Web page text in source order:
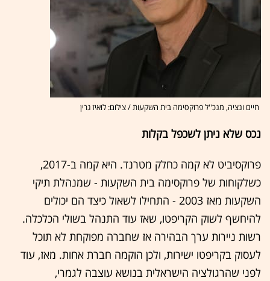
חיים ונציה, מנכ''ל פרוקסימה בית השקעות / צילום: לואיז גרין
נכס שלא ניתן לשכפל בקלות
פרוקסיביט לא קמה כחלק מטרנד. היא קמה ב-2017,
כשלקוחות של פרוקסימה בית השקעות - שמנהלת תיקי
השקעות מאז 2003 - התחילו לשאול כיצד הם יכולים
להיחשף לשוק הקריפטו, שאז עוד התנהל בשולי הכלכלה.
רשות ניירות ערך הבהירה אז שחברה מפוקחת לא תוכל
לעסוק בקריפטו ישירות, ולכן הוקמה חברת אחות. מאז, עוד
לפני שהרגולציה הישראלית בנושא עוצבה לגמרי,